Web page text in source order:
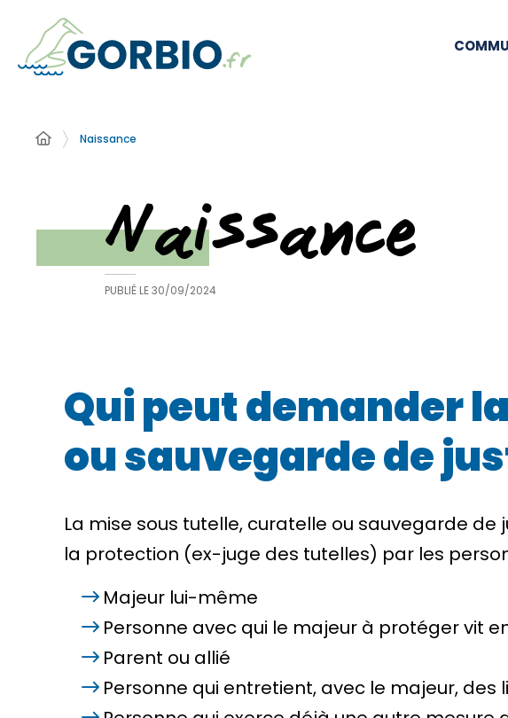
Naissance
Naissance
PUBLIÉ LE30/09/2024
Qui peut demander
ou sauvegarde de
La mise sous tutelle, curatelle ou sauvegarde
la protection (ex-juge des tutelles) par les
Majeur lui-même
Personne avec qui le majeur à protégervit
Parent ou allié
Personne qui entretient, avec le majeur, des